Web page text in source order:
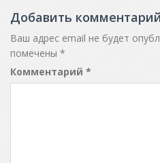
Добавить
Ваш адрес email не будет
помечены *
Комментарий *